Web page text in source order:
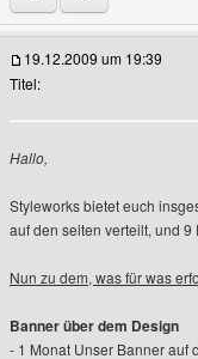
anzeigen
19.12.2009 um 19:39
Titel:
Hallo,
Styleworks bietet euch
auf den seiten verteilt, und 9
Nun zu dem, was für was
Banner über dem Design
- 1 Monat Unser Banner auf